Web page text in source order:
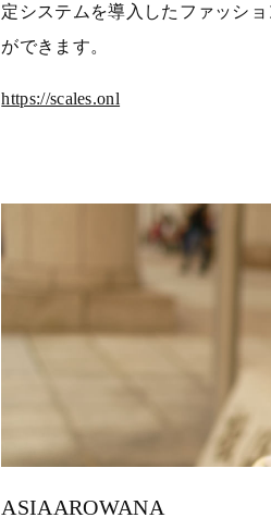
定システムを導入したファッシ
ができます。
https://scales.onl
ASIAAROWANA